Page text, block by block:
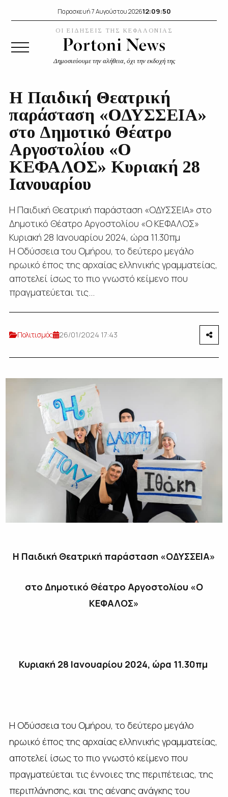
Παρασκευή 7 Αυγούστου 202612:09:51
ΟΙ ΕΙΔΗΣΕΙΣ ΤΗΣ ΚΕΦΑΛΟΝΙΑΣ
Δημοσιεύουμε την αλήθεια, όχι την εκδοχή της
Η Παιδική Θεατρική
παράσταση «ΟΔΥΣΣΕΙΑ»
στο Δημοτικό Θέατρο
Αργοστολίου «Ο
ΚΕΦΑΛΟΣ» Κυριακή 28
Ιανουαρίου
Η Παιδική Θεατρική παράσταση «ΟΔΥΣΣΕΙΑ» στο
Δημοτικό Θέατρο Αργοστολίου «Ο ΚΕΦΑΛΟΣ»
Κυριακή 28 Ιανουαρίου 2024, ώρα 11.30πμ
H Οδύσσεια του Ομήρου, το δεύτερο μεγάλο
ηρωικό έπος της αρχαίας ελληνικής γραμματείας,
αποτελεί ίσως το πιο γνωστό κείμενο που
πραγματεύεται τις...
Πολιτισμός 26/01/2024 17:43
Η Παιδική Θεατρική παράσταση «ΟΔΥΣΣΕΙΑ»
στο Δημοτικό Θέατρο Αργοστολίου «Ο
ΚΕΦΑΛΟΣ»
Κυριακή 28 Ιανουαρίου 2024, ώρα 11.30πμ
H Οδύσσεια του Ομήρου, το δεύτερο μεγάλο
ηρωικό έπος της αρχαίας ελληνικής γραμματείας,
αποτελεί ίσως το πιο γνωστό κείμενο που
πραγματεύεται τις έννοιες της περιπέτειας, της
περιπλάνησης, και της αέναης ανάγκης του